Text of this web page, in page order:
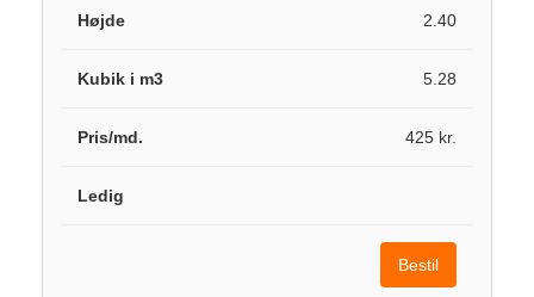
2.40
5.28
425 kr.
Bestil